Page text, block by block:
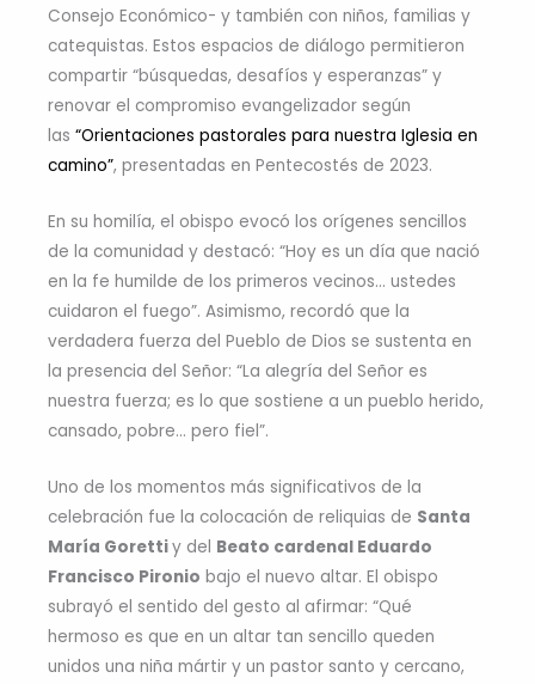
Consejo Económico- y también con niños, familias y
catequistas. Estos espacios de diálogo permitieron
compartir “búsquedas, desafíos y esperanzas” y
renovar el compromiso evangelizador según
las “Orientaciones pastorales para nuestra Iglesia en
camino”, presentadas en Pentecostés de 2023.
En su homilía, el obispo evocó los orígenes sencillos
de la comunidad y destacó: “Hoy es un día que nació
en la fe humilde de los primeros vecinos… ustedes
cuidaron el fuego”. Asimismo, recordó que la
verdadera fuerza del Pueblo de Dios se sustenta en
la presencia del Señor: “La alegría del Señor es
nuestra fuerza; es lo que sostiene a un pueblo herido,
cansado, pobre… pero fiel”.
Uno de los momentos más significativos de la
celebración fue la colocación de reliquias de Santa
María Gorettiy del Beato cardenal Eduardo
Francisco Pironio bajo el nuevo altar. El obispo
subrayó el sentido del gesto al afirmar: “Qué
hermoso es que en un altar tan sencillo queden
unidos una niña mártir y un pastor santo y cercano,